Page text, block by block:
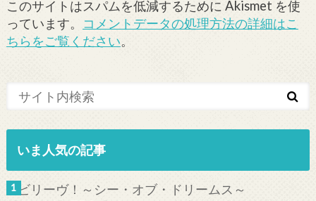
このサイトはスパムを低減するために Akismet を使
っています。 コメントデータの処理方法の詳細はこ
ちらをご覧ください。
いま人気の記事